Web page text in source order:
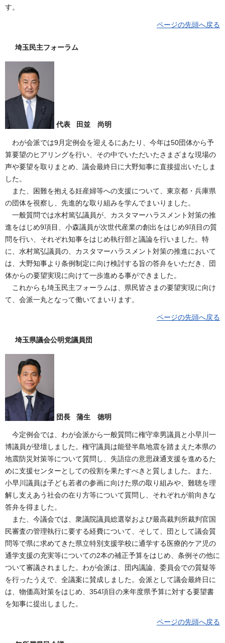
す。
ページの先頭へ戻る
埼玉民主フォーラム
代表 田並 尚明
わが会派では9月定例会を迎えるにあたり、今年は50団体から予
算要望のヒアリングを行い、その中でいただいたさまざまな現場の
声や要望を取りまとめ、議会最終日に大野知事に直接提出いたしま
した。
また、困難を抱える妊産婦等への支援について、東京都・兵庫県
の団体を視察し、先進的な取り組みを学んでまいりました。
一般質問では水村篤弘議員が、カスタマーハラスメント対策の推
進をはじめ9項目、小森議員が次世代産業の創出をはじめ9項目の質
問を行い、それぞれ知事をはじめ執行部と議論を行いました。特
に、水村篤弘議員の、カスタマーハラスメント対策の推進において
は、大野知事より条例制定に向け検討する旨の答弁をいただき、団
体からの要望実現に向けて一歩進める事ができました。
これからも埼玉民主フォーラムは、県民皆さまの要望実現に向け
て、会派一丸となって働いてまいります。
ページの先頭へ戻る
埼玉県議会公明党議員団
団長 蒲生 徳明
今定例会では、わが会派から一般質問に権守幸男議員と小早川一
博議員が登壇しました。権守議員は能登半島地震を踏まえた本県の
地震防災対策等について質問し、失語症の意思疎通支援を進めるた
めに支援センターとしての役割を果たすべきと質しました。また、
小早川議員は子ども若者の参画に向けた県の取り組みや、難聴を理
解し支えあう社会の在り方等について質問し、それぞれが前向きな
答弁を得ました。
また、今議会では、衆議院議員総選挙および最高裁判所裁判官国
民審査の管理執行に要する経費について、そして、団として議会質
問等で県に求めてきた県立特別支援学校に通学する医療的ケア児の
通学支援の充実等についての2本の補正予算をはじめ、条例その他に
ついて審議されました。わが会派は、団内議論、委員会での質疑等
を行ったうえで、全議案に賛成しました。会派として議会最終日に
は、物価高対策をはじめ、354項目の来年度県予算に対する要望書
を知事に提出しました。
ページの先頭へ戻る